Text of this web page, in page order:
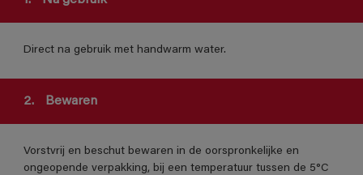
Direct na gebruik met handwarm water.
2. Bewaren
Vorstvrij en beschut bewaren in de oorspronkelijke en
ongeopende verpakking, bij een temperatuur tussen de 5°C